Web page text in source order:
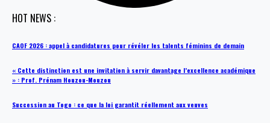
HOT NEWS :
CAOF 2026 : appel à candidatures pour révéler les talents féminins de demain
« Cette distinction est une invitation à servir davantage l’excellence académique
» : Prof. Prénam Houzou-Mouzou
Succession au Togo : ce que la loi garantit réellement aux veuves